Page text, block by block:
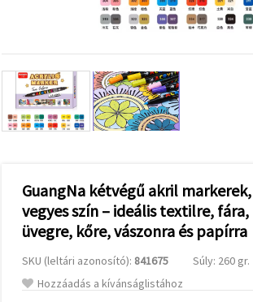
a
valamint
relevánsabb
tartalmat
és
hirdetéseket
analitikai és
marketingpartnereink
segítségével
Az "Összes
elfogadása"
gombra
kattintva
elfogadhatja
GuangNa kétvégű akril
vegyes szín – ideális textilre,
üvegre, kőre, vászonra és papírra
SKU (leltári azonosító): 841675
Súly: 260 gr.
Hozzáadás a kívánságlistához